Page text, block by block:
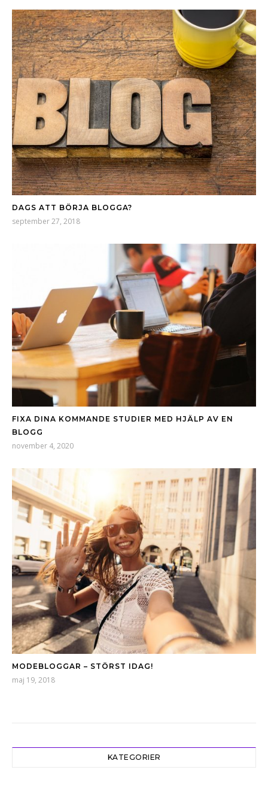
DAGS ATT BÖRJA BLOGGA?
september 27, 2018
FIXA DINA KOMMANDE STUDIER MED HJÄLP AV EN
BLOGG
november 4, 2020
MODEBLOGGAR – STÖRST IDAG!
maj 19, 2018
KATEGORIER